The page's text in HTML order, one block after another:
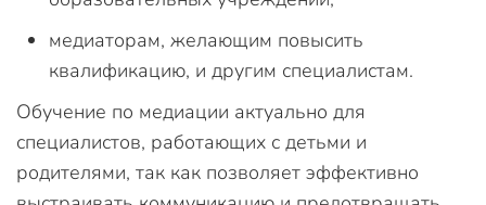
медиаторам, желающим повысить
квалификацию, и другим специалистам.
Обучение по медиации актуально для
специалистов, работающих с детьми и
родителями, так как позволяет эффективно